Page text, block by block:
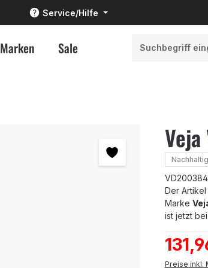
Service/Hilfe
Marken Sale
Nachhaltig
Der Artikel
Marke
ist jetzt
Preise inkl.